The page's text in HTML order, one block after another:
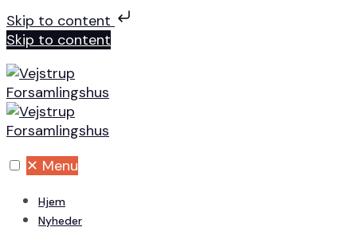
Skip to content
Skip to content
✕ Menu
Hjem
Nyheder